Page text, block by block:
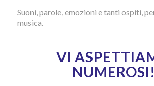
Suoni, parole, emozioni e tanti ospiti,
musica.
VI
NUMEROSI!